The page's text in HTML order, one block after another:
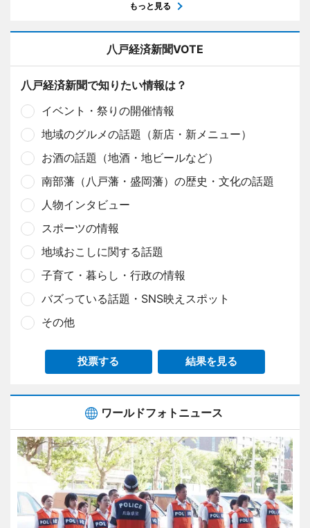
もっと見る
八戸経済新聞VOTE
八戸経済新聞で知りたい情報は？
イベント・祭りの開催情報
地域のグルメの話題（新店・新メニュー）
お酒の話題（地酒・地ビールなど）
南部藩（八戸藩・盛岡藩）の歴史・文化の話題
人物インタビュー
スポーツの情報
地域おこしに関する話題
子育て・暮らし・行政の情報
バズっている話題・SNS映えスポット
その他
投票する 結果を見る
ワールドフォトニュース